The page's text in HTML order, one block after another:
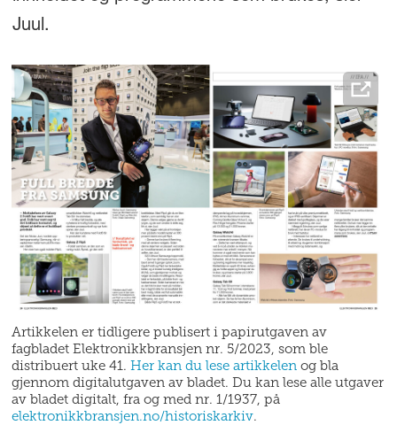
Juul.
Artikkelen er tidligere publisert i papirutgaven av
fagbladet Elektronikkbransjen nr. 5/2023, som ble
distribuert uke 41.Her kan du lese artikkelen og bla
gjennom digitalutgaven av bladet. Du kan lese alle utgaver
av bladet digitalt, fra og med nr. 1/1937, på
elektronikkbransjen.no/historiskarkiv.